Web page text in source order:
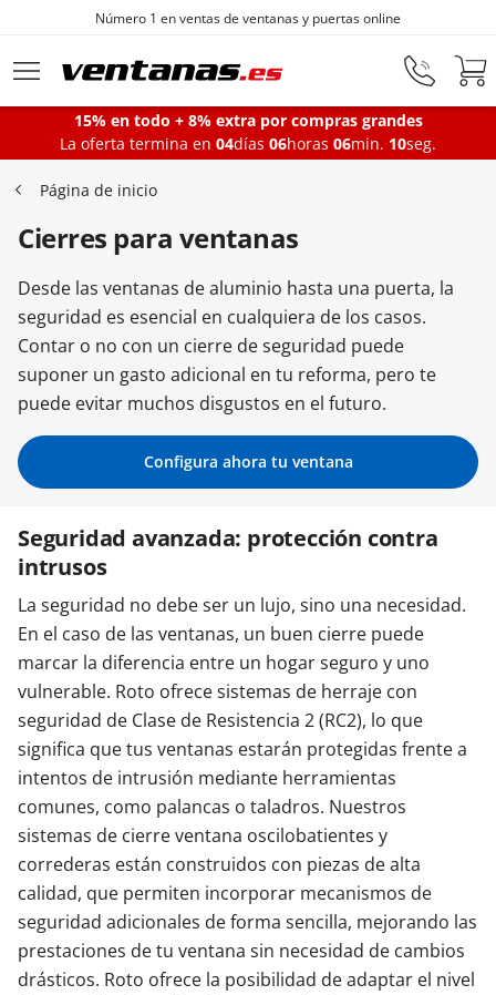
Ir al contenido principal
ventanas y puertas online
Ventanas
Balconeras
Puertas Entrada
Puertas de garaje
Iniciar sesión
Contacta con nosotros
15% en todo + 8% extra por compras grandes
La oferta termina en 04días 06horas 06min. 09seg.
Página de inicio
Cierres para ventanas
Desde las ventanas de aluminio hasta una puerta, la
seguridad es esencial en cualquiera de los casos.
Contar o no con un cierre de seguridad puede
suponer un gasto adicional en tu reforma, pero te
puede evitar muchos disgustos en el futuro.
Configura ahora tu ventana
Seguridad avanzada: protección contra
intrusos
La seguridad no debe ser un lujo, sino una necesidad.
En el caso de las ventanas, un buen cierre puede
marcar la diferencia entre un hogar seguro y uno
vulnerable. Roto ofrece sistemas de herraje con
seguridad de Clase de Resistencia 2 (RC2), lo que
significa que tus ventanas estarán protegidas frente a
intentos de intrusión mediante herramientas
comunes, como palancas o taladros. Nuestros
sistemas de cierre ventana oscilobatientes y
correderas están construidos con piezas de alta
calidad, que permiten incorporar mecanismos de
seguridad adicionales de forma sencilla, mejorando las
prestaciones de tu ventana sin necesidad de cambios
drásticos. Roto ofrece la posibilidad de adaptar el nivel